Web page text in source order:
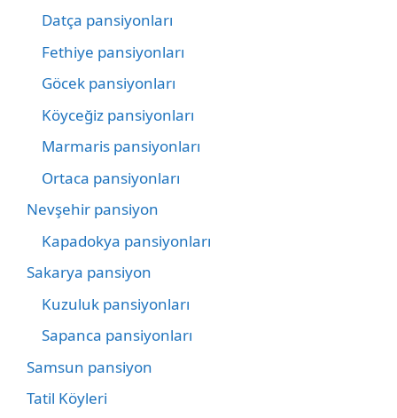
Datça pansiyonları
Fethiye pansiyonları
Göcek pansiyonları
Köyceğiz pansiyonları
Marmaris pansiyonları
Ortaca pansiyonları
Nevşehir pansiyon
Kapadokya pansiyonları
Sakarya pansiyon
Kuzuluk pansiyonları
Sapanca pansiyonları
Samsun pansiyon
Tatil Köyleri